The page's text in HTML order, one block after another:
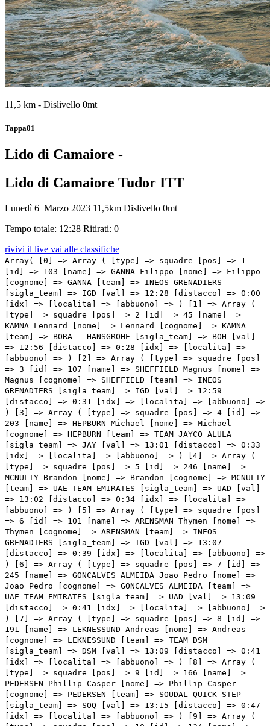
11,5 km - Dislivello 0mt
Tappa01
Lido di Camaiore -
Lido di Camaiore Tudor ITT
Lunedì 6 Marzo 2023 11,5km Dislivello 0mt
Tempo totale: 12:28 Ritirati: 0
rivivi il live vai alle classifiche
Array( [0] => Array ( [type] => squadre [pos] => 1
[id] => 103 [name] => GANNA Filippo [nome] => Filippo
[cognome] => GANNA [team] => INEOS GRENADIERS
[sigla_team] => IGD [val] => 12:28 [distacco] => 0:00
[idx] => [localita] => [abbuono] => ) [1] => Array (
[type] => squadre [pos] => 2 [id] => 45 [name] =>
KAMNA Lennard [nome] => Lennard [cognome] => KAMNA
[team] => BORA - HANSGROHE [sigla_team] => BOH [val]
=> 12:56 [distacco] => 0:28 [idx] => [localita] =>
[abbuono] => ) [2] => Array ( [type] => squadre [pos]
=> 3 [id] => 107 [name] => SHEFFIELD Magnus [nome] =>
Magnus [cognome] => SHEFFIELD [team] => INEOS
GRENADIERS [sigla_team] => IGD [val] => 12:59
[distacco] => 0:31 [idx] => [localita] => [abbuono] =>
) [3] => Array ( [type] => squadre [pos] => 4 [id] =>
203 [name] => HEPBURN Michael [nome] => Michael
[cognome] => HEPBURN [team] => TEAM JAYCO ALULA
[sigla_team] => JAY [val] => 13:01 [distacco] => 0:33
[idx] => [localita] => [abbuono] => ) [4] => Array (
[type] => squadre [pos] => 5 [id] => 246 [name] =>
MCNULTY Brandon [nome] => Brandon [cognome] => MCNULTY
[team] => UAE TEAM EMIRATES [sigla_team] => UAD [val]
=> 13:02 [distacco] => 0:34 [idx] => [localita] =>
[abbuono] => ) [5] => Array ( [type] => squadre [pos]
=> 6 [id] => 101 [name] => ARENSMAN Thymen [nome] =>
Thymen [cognome] => ARENSMAN [team] => INEOS
GRENADIERS [sigla_team] => IGD [val] => 13:07
[distacco] => 0:39 [idx] => [localita] => [abbuono] =>
) [6] => Array ( [type] => squadre [pos] => 7 [id] =>
245 [name] => GONCALVES ALMEIDA Joao Pedro [nome] =>
Joao Pedro [cognome] => GONCALVES ALMEIDA [team] =>
UAE TEAM EMIRATES [sigla_team] => UAD [val] => 13:09
[distacco] => 0:41 [idx] => [localita] => [abbuono] =>
) [7] => Array ( [type] => squadre [pos] => 8 [id] =>
191 [name] => LEKNESSUND Andreas [nome] => Andreas
[cognome] => LEKNESSUND [team] => TEAM DSM
[sigla_team] => DSM [val] => 13:09 [distacco] => 0:41
[idx] => [localita] => [abbuono] => ) [8] => Array (
[type] => squadre [pos] => 9 [id] => 166 [name] =>
PEDERSEN Phillip Casper [nome] => Phillip Casper
[cognome] => PEDERSEN [team] => SOUDAL QUICK-STEP
[sigla_team] => SOQ [val] => 13:15 [distacco] => 0:47
[idx] => [localita] => [abbuono] => ) [9] => Array (